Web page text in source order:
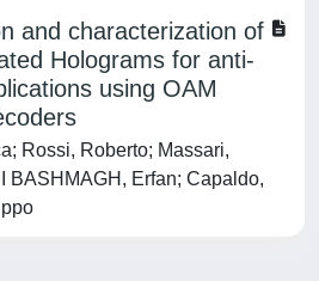
and characterization of
Holograms for anti-
using OAM
Rossi, Roberto; Massari,
BASHMAGH, Erfan; Capaldo,